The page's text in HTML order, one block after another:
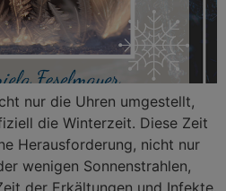
nur die Uhren umgestellt,
die Winterzeit. Diese Zeit
Herausforderung, nicht nur
wenigen Sonnenstrahlen,